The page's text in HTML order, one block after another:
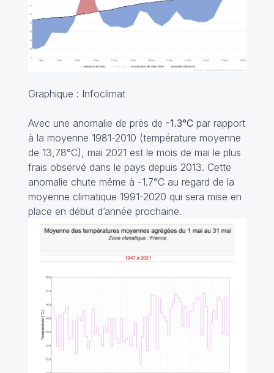
Graphique : Infoclimat
Avec une anomalie de près de -1.3°Cpar rapport
à la moyenne 1981-2010 (température moyenne
de 13,78°C), mai 2021 est le mois de mai le plus
frais observé dans le pays depuis 2013. Cette
anomalie chute même à -1.7°C au regard de la
moyenne climatique 1991-2020 qui sera mise en
place en début d’année prochaine.